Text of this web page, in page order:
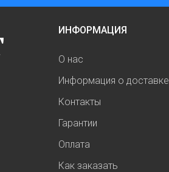
ИНФОРМАЦИЯ
О нас
Информация о доставке
Контакты
Гарантии
Оплата
Как заказать